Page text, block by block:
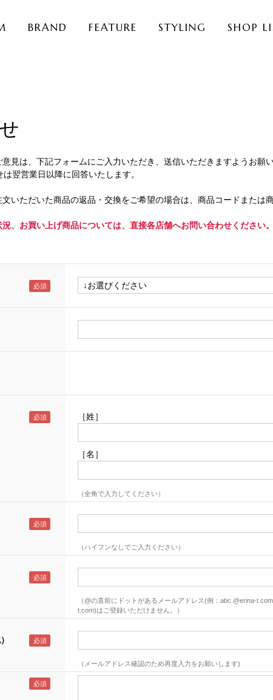
BRAND FEATURE STYLING SHOP
見は、下記フォームにご入力いただき、送信いただきますようお願い
翌営業日以降に回答いたします。
いただいた商品の返品・交換をご希望の場合は、商品コードまたは
、お買い上げ商品については、直接各店舗へお問い合わせください。
［姓］
［名］
（全角で入力してください）
（ハイフンなしでご入力ください）
（@の直前にドットがあるメールアドレス(例：abc.@erina-
t.com)はご登録いただけません。）
（メールアドレス確認のため再度入力をお願いします)